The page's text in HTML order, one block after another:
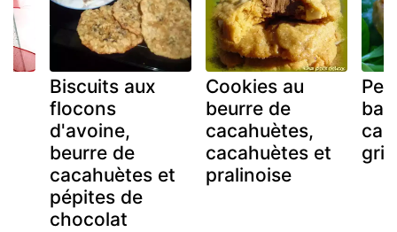
Biscuits aux
flocons
d'avoine,
beurre de
cacahuètes et
pépites de
chocolat
Cookies au
beurre de
cacahuètes,
cacahuètes et
pralinoise